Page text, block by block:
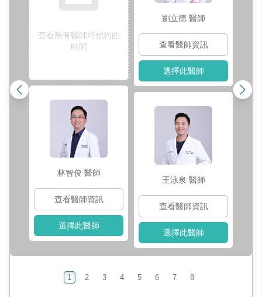
查看所有醫師可預約的
時間
林智俊 醫師
查看醫師資訊
選擇此醫師
劉立德 醫師
查看醫師資訊
選擇此醫師
王泳泉 醫師
查看醫師資訊
選擇此醫師
1 2 3 4 5 6 7 8